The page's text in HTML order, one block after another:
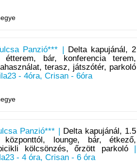
Panzió*** |
Delta kapujánál, 2
bár, konferencia terem,
terasz, játszótér, parkoló
- 4óra, Crisan - 6óra
Panzió*** |
Delta kapujánál, 1.5
lounge, bár, étkező,
kölcsönzés, őrzött parkoló|
- 4 óra, Crisan - 6 óra